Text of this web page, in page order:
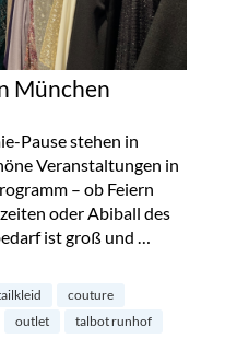
München
Pause stehen in
Veranstaltungen in
– ob Feiern
oder Abiball des
ist groß und …
couture
outlet talbot runhof